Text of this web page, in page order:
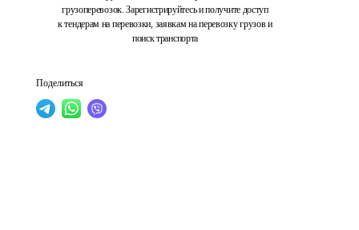
грузоперевозок. Зарегистрируйтесь и получите доступ
к тендерам на перевозки, заявкам на перевозку грузов и
поиск транспорта
Поделиться